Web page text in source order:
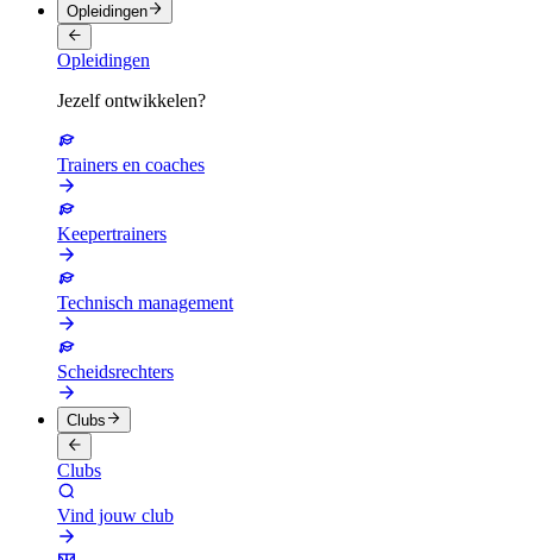
Opleidingen
Opleidingen
Jezelf ontwikkelen?
Trainers en coaches
Keepertrainers
Technisch management
Scheidsrechters
Clubs
Clubs
Vind jouw club